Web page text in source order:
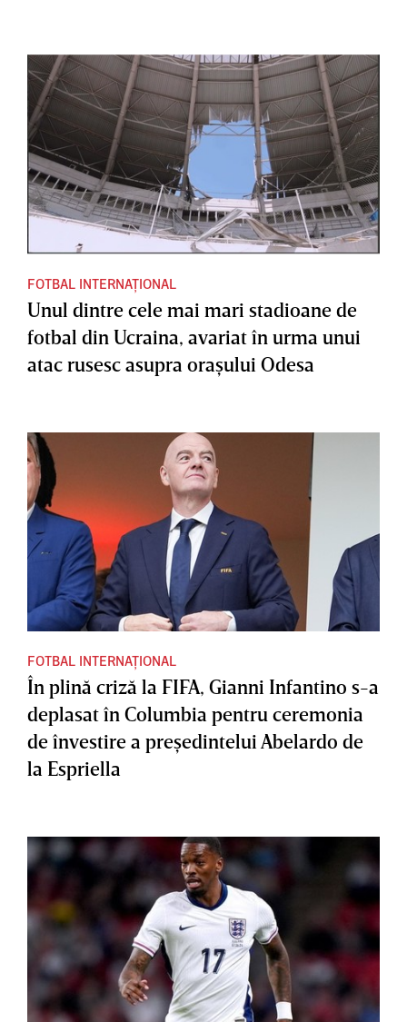
FOTBAL INTERNAȚIONAL
Unul dintre cele mai mari stadioane de
fotbal din Ucraina, avariat în urma unui
atac rusesc asupra oraşului Odesa
FOTBAL INTERNAȚIONAL
În plină criză la FIFA, Gianni Infantino s-a
deplasat în Columbia pentru ceremonia
de învestire a preşedintelui Abelardo de
la Espriella